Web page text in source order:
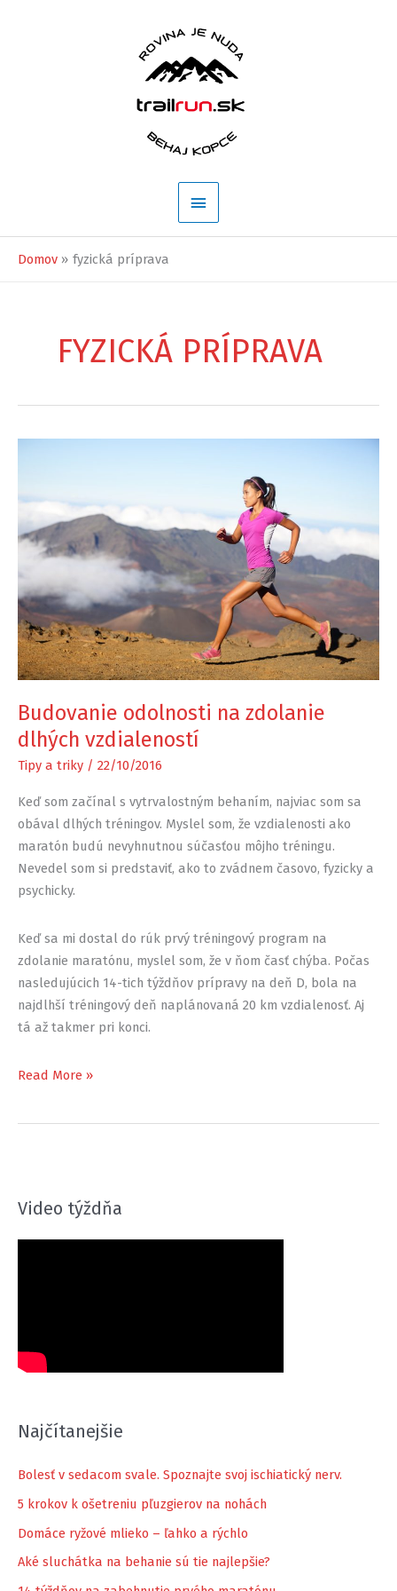
Hlavné
Menu
Domov fyzická príprava
FYZICKÁ PRÍPRAVA
Budovanie odolnosti na zdolanie
dlhých vzdialeností
Tipy a triky / 22/10/2016
Keď som začínal s vytrvalostným behaním, najviac som sa
obával dlhých tréningov. Myslel som, že vzdialenosti ako
maratón budú nevyhnutnou súčasťou môjho tréningu.
Nevedel som si predstaviť, ako to zvádnem časovo, fyzicky a
psychicky.
Keď sa mi dostal do rúk prvý tréningový program na
zdolanie maratónu, myslel som, že v ňom časť chýba. Počas
nasledujúcich 14-tich týždňov prípravy na deň D, bola na
najdlhší tréningový deň naplánovaná 20 km vzdialenosť. Aj
tá až takmer pri konci.
Budovanie
Read More »
Video týždňa
Najčítanejšie
Bolesť v sedacom svale. Spoznajte svoj ischiatický nerv.
5 krokov k ošetreniu pľuzgierov na nohách
Domáce ryžové mlieko – ľahko a rýchlo
Aké sluchátka na behanie sú tie najlepšie?